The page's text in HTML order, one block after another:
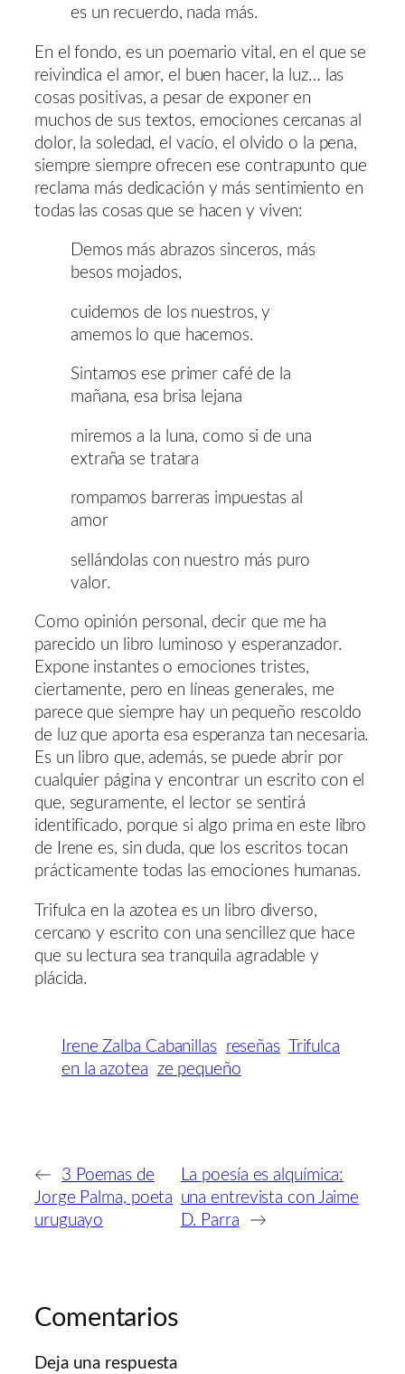
es un recuerdo, nada más.
En el fondo, es un poemario vital, en el que se
reivindica el amor, el buen hacer, la luz… las
cosas positivas, a pesar de exponer en
muchos de sus textos, emociones cercanas al
dolor, la soledad, el vacío, el olvido o la pena,
siempre siempre ofrecen ese contrapunto que
reclama más dedicación y más sentimiento en
todas las cosas que se hacen y viven:
Demos más abrazos sinceros, más
besos mojados,
cuidemos de los nuestros, y
amemos lo que hacemos.
Sintamos ese primer café de la
mañana, esa brisa lejana
miremos a la luna, como si de una
extraña se tratara
rompamos barreras impuestas al
amor
sellándolas con nuestro más puro
valor.
Como opinión personal, decir que me ha
parecido un libro luminoso y esperanzador.
Expone instantes o emociones tristes,
ciertamente, pero en líneas generales, me
parece que siempre hay un pequeño rescoldo
de luz que aporta esa esperanza tan necesaria.
Es un libro que, además, se puede abrir por
cualquier página y encontrar un escrito con el
que, seguramente, el lector se sentirá
identificado, porque si algo prima en este libro
de Irene es, sin duda, que los escritos tocan
prácticamente todas las emociones humanas.
Trifulca en la azotea es un libro diverso,
cercano y escrito con una sencillez que hace
que su lectura sea tranquila agradable y
plácida.
Irene Zalba Cabanillas reseñas
Trifulca
en la azotea
ze pequeño
←
3 Poemas de
Jorge Palma, poeta
uruguayo
La poesía es alquímica:
una entrevista con Jaime
D. Parra
→
Comentarios
Deja una respuesta